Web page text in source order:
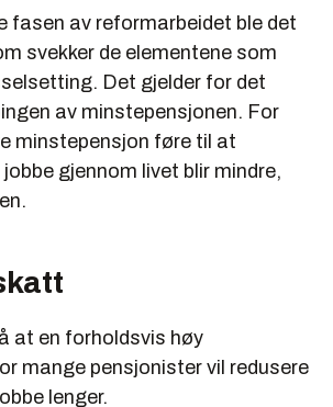
fasen av reformarbeidet ble det
svekker de elementene som
Det gjelder for det
av minstepensjonen. For
minstepensjon føre til at
gjennom livet blir mindre,
at en forholdsvis høy
mange pensjonister vil redusere
lenger.